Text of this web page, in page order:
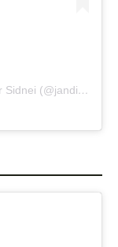
Uma publicação compartilhada por Jandir Sidnei (@jandirsidnei)